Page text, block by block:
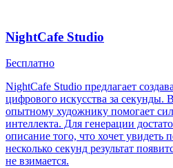
NightCafe Studio
Бесплатно
NightCafe Studio предлагает
цифрового искусства за
опытному художнику помогает
интеллекта. Для генерации
описание того, что хочет увидеть
несколько секунд результат
не взимается.